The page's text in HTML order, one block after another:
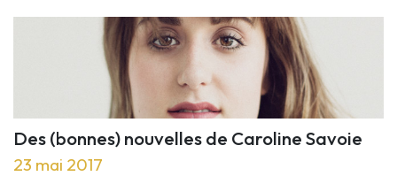
Des (bonnes) nouvelles de Caroline Savoie
23 mai 2017